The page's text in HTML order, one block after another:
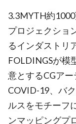
3.3MYTH約
プロジェクショ
るインダストリ
FOLDINGSが模
意とするCGアー
COVID-19、バ
ルスをモチーフ
ンマッピングプ